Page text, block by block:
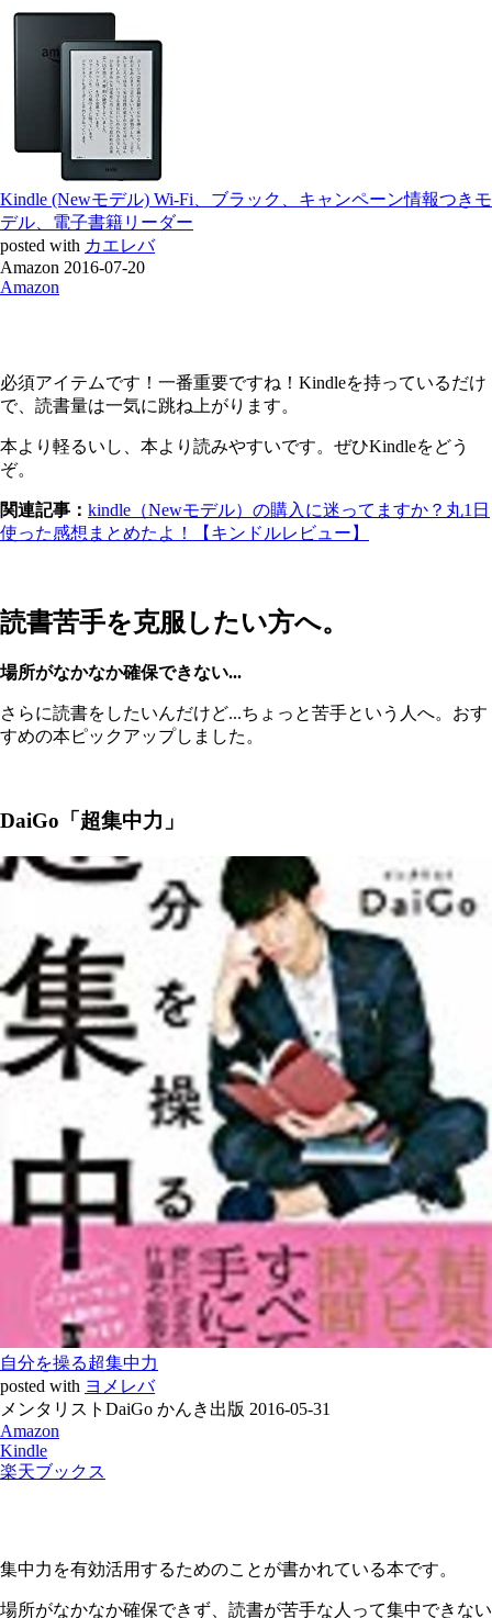
Kindle (Newモデル) Wi-Fi、ブラック、キャンペーン情報つきモ
デル、電子書籍リーダー
posted with カエレバ
Amazon 2016-07-20
Amazon
必須アイテムです！一番重要ですね！Kindleを持っているだけ
で、読書量は一気に跳ね上がります。
本より軽るいし、本より読みやすいです。ぜひKindleをどう
ぞ。
関連記事： kindle（Newモデル）の購入に迷ってますか？丸1日
使った感想まとめたよ！【キンドルレビュー】
読書苦手を克服したい方へ。
場所がなかなか確保できない...
さらに読書をしたいんだけど...ちょっと苦手という人へ。おす
すめの本ピックアップしました。
DaiGo「超集中力」
自分を操る超集中力
posted with ヨメレバ
メンタリストDaiGo かんき出版 2016-05-31
Amazon
Kindle
楽天ブックス
集中力を有効活用するためのことが書かれている本です。
場所がなかなか確保できず、読書が苦手な人って集中できない